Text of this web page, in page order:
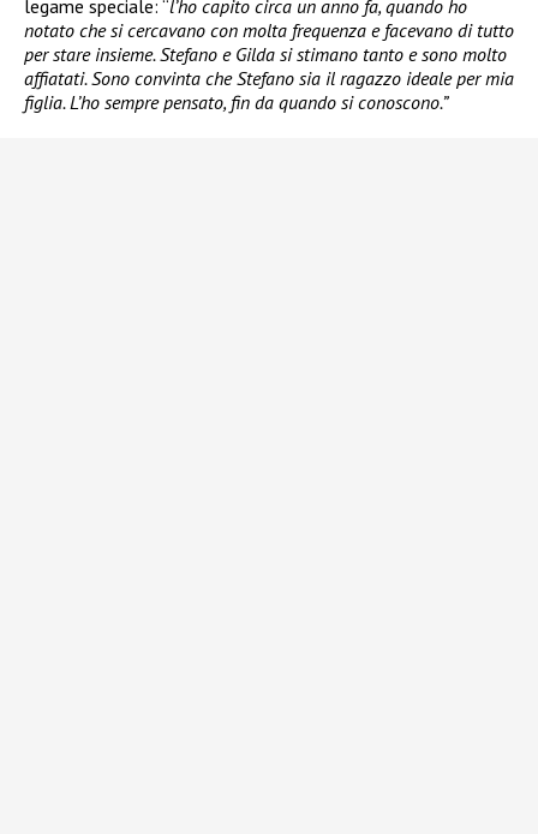
legame speciale: “l’ho capito circa un anno fa, quando ho
notato che si cercavano con molta frequenza e facevano di tutto
per stare insieme. Stefano e Gilda si stimano tanto e sono molto
affiatati. Sono convinta che Stefano sia il ragazzo ideale per mia
figlia. L’ho sempre pensato, fin da quando si conoscono.”